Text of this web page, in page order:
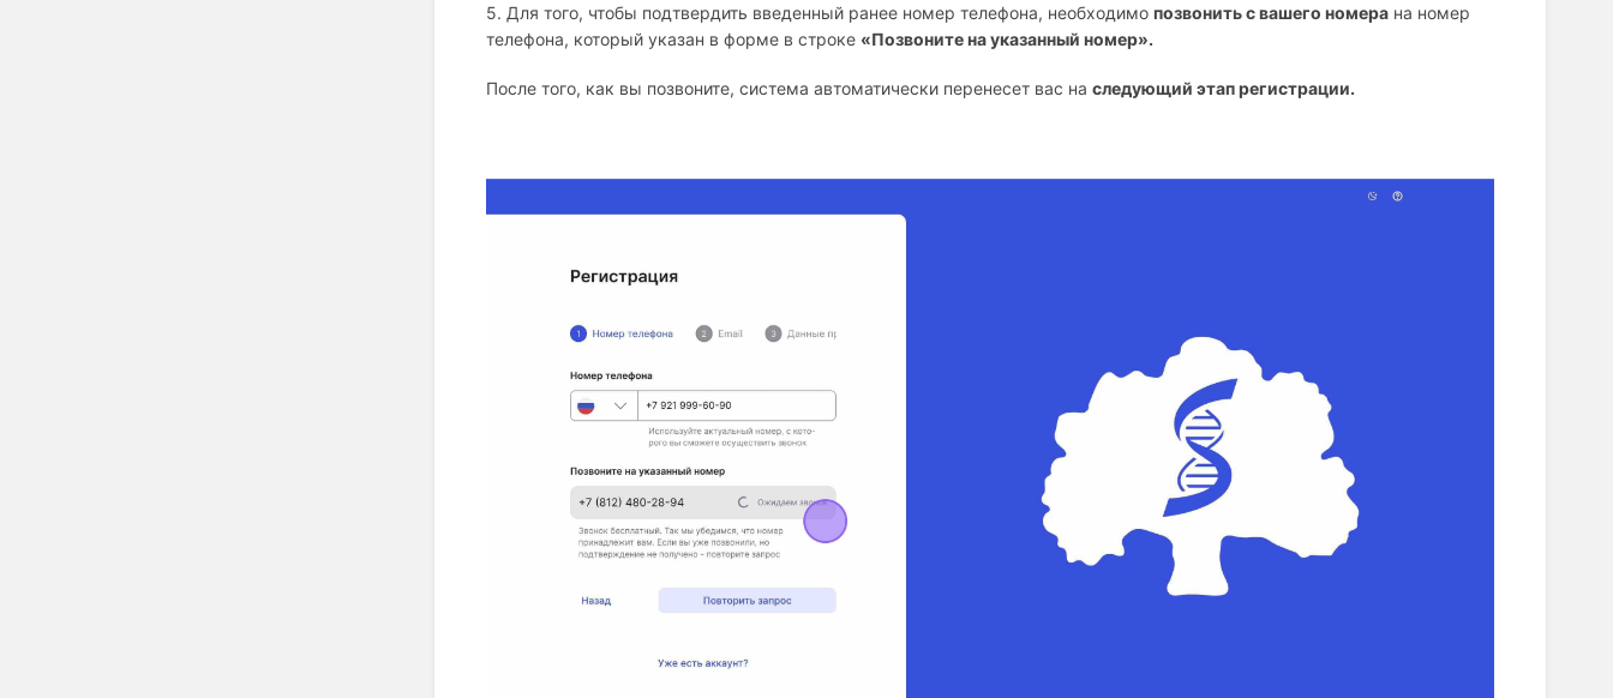
5. Для того, чтобы подтвердить введенный ранее номер телефона, необходимо позвонить с вашего номера на номер
телефона, который указан в форме в строке «Позвоните на указанный номер».
После того, как вы позвоните, система автоматически перенесет вас на следующий этап регистрации.